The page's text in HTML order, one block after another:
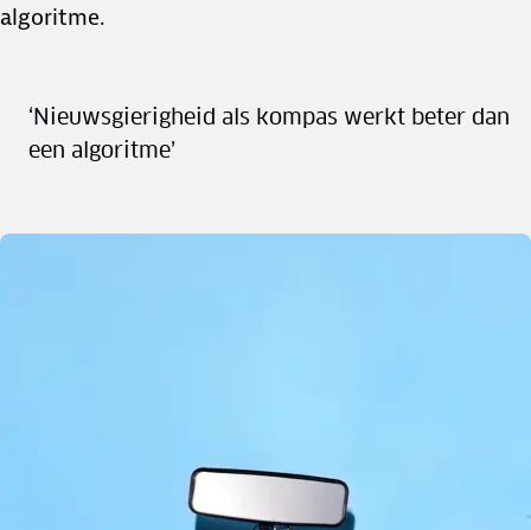
algoritme.
‘Nieuwsgierigheid als kompas werkt beter dan
een algoritme’